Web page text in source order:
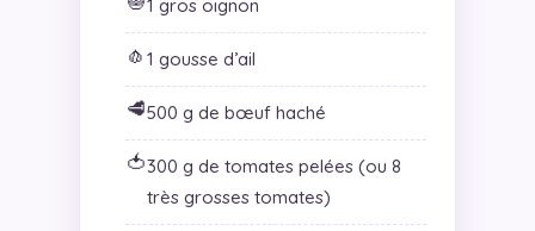
1 gros oignon
🧄 1 gousse d’ail
🥩500 g de bœuf haché
🍅300 g de tomates pelées (ou 8
très grosses tomates)